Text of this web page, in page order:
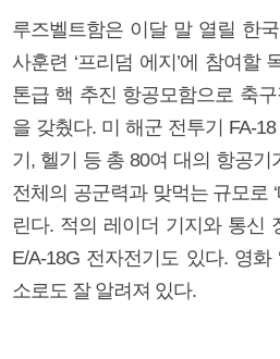
루즈벨트함은 이달 말 열릴 한
사훈련 ‘프리덤 에지’에 참여할
톤급 핵 추진 항공모함으로 축
을 갖췄다. 미 해군 전투기 FA-
기, 헬기 등 총 80여 대의 항공
전체의 공군력과 맞먹는 규모로
린다. 적의 레이더 기지와 통신
E/A-18G 전자전기도 있다. 영화
소로도 잘 알려져 있다.